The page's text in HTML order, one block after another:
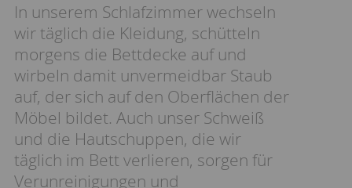
In unserem Schlafzimmer wechseln
wir täglich die Kleidung, schütteln
morgens die Bettdecke auf und
wirbeln damit unvermeidbar Staub
auf, der sich auf den Oberflächen der
Möbel bildet. Auch unser Schweiß
und die Hautschuppen, die wir
täglich im Bett verlieren, sorgen für
Verunreinigungen und